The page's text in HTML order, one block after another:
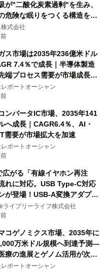
が"二酸化炭素過剰"を生み、
危険な眠りをつくる構造を解
株式会社
ス市場は2035年236億米ドル
7.4％で成長｜半導体製造
端プロセス需要が市場成長を
ポートオーシャン
ンバータIC市場、2035年141
へ成長｜CAGR6.4％、AI・
需要が市場拡大を加速
ポートオーシャン
広がる「有線イヤホン再注
れに対応。USB Type-C対応
が登場！USB-A変換アダプタ
スマホからパソコンまで幅広
能
ライブリーライフ株式会社
コゲノミクス市場、2035年に
万米ドル規模へ到達予測―
療の進展とゲノム活用が次世
ケア投資を加速
ポートオーシャン